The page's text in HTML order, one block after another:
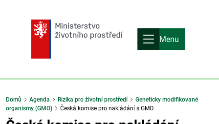
Menu
Domů Agenda Rizika pro životní prostředí
Geneticky modifikované
organismy (GMO)
Česká komise pro nakládání s GMO